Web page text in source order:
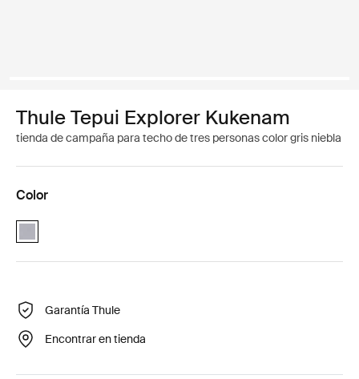
Thule Tepui Explorer Kukenam
tienda de campaña para techo de tres personas color gris niebla
Color
Thule Tepui Explorer Kukenam Haze Gray (selected)
Garantía Thule
Encontrar en tienda